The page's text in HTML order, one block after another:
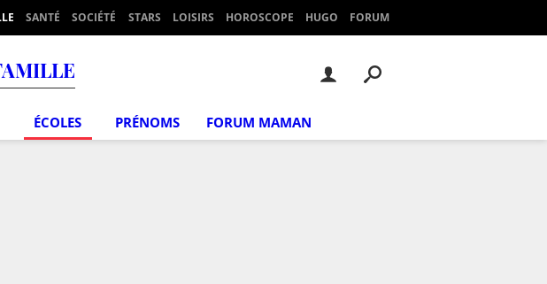
SANTÉ SOCIÉTÉ STARS LOISIRS HOROSCOPE HUGO FORUM
ÉCOLES PRÉNOMS FORUM MAMAN